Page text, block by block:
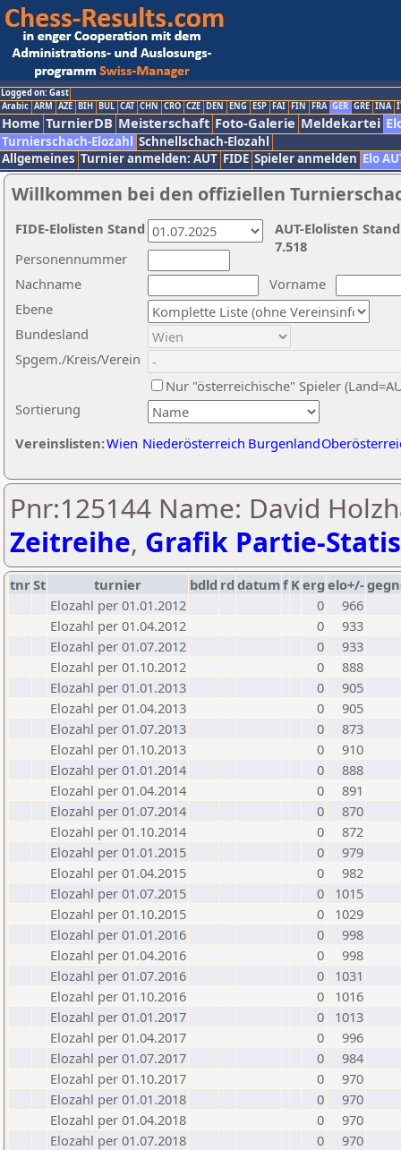
Logged on: Gast
Arabic ARM AZE BIH BUL CAT CHN CRO CZE DEN ENG ESP FAI FIN FRA GER GRE INA
Home TurnierDB Meisterschaft Foto-Galerie Meldekartei
Turnierschach-Elozahl Schnellschach-Elozahl
Allgemeines Turnier anmelden: AUT FIDE Spieler anmelden Elo
Willkommen bei den offiziellen
Nachname
Vorname
Ebene
Sortierung
Personennummer
Bundesland
Spgem./Kreis/Verein
Nur "österreichische" Spieler
Vereinslisten:Wien Niederösterreich Burgenland
AUT-Elolisten
7.518
FIDE-Elolisten Stand
Pnr:125144 Name: David
Zeitreihe, Grafik Partie-
tnrSt turnier bdld rd datumf Kerg elo+/-
Elozahl per 01.01.2012
0
966
Elozahl per 01.04.2012
0
933
Elozahl per 01.07.2012
0
933
Elozahl per 01.10.2012
0
888
Elozahl per 01.01.2013
0
905
Elozahl per 01.04.2013
0
905
Elozahl per 01.07.2013
0
873
Elozahl per 01.10.2013
0
910
Elozahl per 01.01.2014
0
888
Elozahl per 01.04.2014
0
891
Elozahl per 01.07.2014
0
870
Elozahl per 01.10.2014
0
872
Elozahl per 01.01.2015
0
979
Elozahl per 01.04.2015
0
982
Elozahl per 01.07.2015
0
1015
Elozahl per 01.10.2015
0
1029
Elozahl per 01.01.2016
0
998
Elozahl per 01.04.2016
0
998
Elozahl per 01.07.2016
0
1031
Elozahl per 01.10.2016
0
1016
Elozahl per 01.01.2017
0
1013
Elozahl per 01.04.2017
0
996
Elozahl per 01.07.2017
0
984
Elozahl per 01.10.2017
0
970
Elozahl per 01.01.2018
0
970
Elozahl per 01.04.2018
0
970
Elozahl per 01.07.2018
0
970